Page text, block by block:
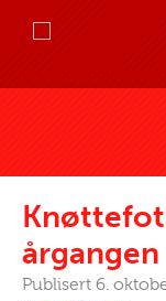
årgangen
Publisert 6.